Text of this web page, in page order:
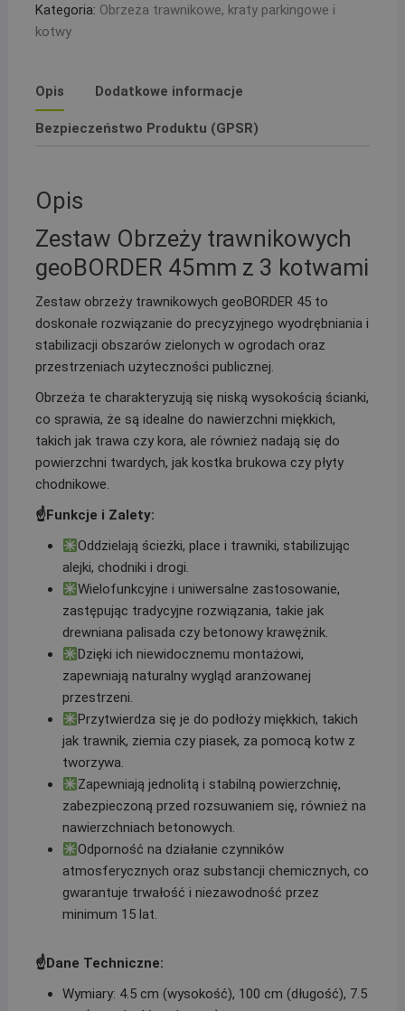
mocujące
Kategoria: Obrzeża trawnikowe, kraty parkingowe i
kotwy
Opis Dodatkowe informacje
Bezpieczeństwo Produktu (GPSR)
Opis
Zestaw Obrzeży trawnikowych
geoBORDER 45mm z 3 kotwami
Zestaw obrzeży trawnikowych geoBORDER 45 to
doskonałe rozwiązanie do precyzyjnego wyodrębniania i
stabilizacji obszarów zielonych w ogrodach oraz
przestrzeniach użyteczności publicznej.
Obrzeża te charakteryzują się niską wysokością ścianki,
co sprawia, że są idealne do nawierzchni miękkich,
takich jak trawa czy kora, ale również nadają się do
powierzchni twardych, jak kostka brukowa czy płyty
chodnikowe.
☝️Funkcje i Zalety:
Oddzielają ścieżki, place i trawniki, stabilizując
alejki, chodniki i drogi.
Wielofunkcyjne i uniwersalne zastosowanie,
zastępując tradycyjne rozwiązania, takie jak
drewniana palisada czy betonowy krawężnik.
Dzięki ich niewidocznemu montażowi,
zapewniają naturalny wygląd aranżowanej
przestrzeni.
Przytwierdza się je do podłoży miękkich, takich
jak trawnik, ziemia czy piasek, za pomocą kotw z
tworzywa.
Zapewniają jednolitą i stabilną powierzchnię,
zabezpieczoną przed rozsuwaniem się, również na
nawierzchniach betonowych.
Odporność na działanie czynników
atmosferycznych oraz substancji chemicznych, co
gwarantuje trwałość i niezawodność przez
minimum 15 lat.
☝️Dane Techniczne:
Wymiary: 4.5 cm (wysokość), 100 cm (długość), 7.5